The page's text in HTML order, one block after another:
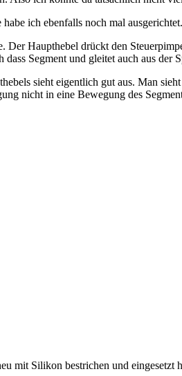
ich ebenfalls noch mal ausgerichtet.
Der Haupthebel drückt den
Segment und gleitet auch aus der
sieht eigentlich gut aus. Man
nicht in eine Bewegung des
mit Silikon bestrichen und eingesetzt